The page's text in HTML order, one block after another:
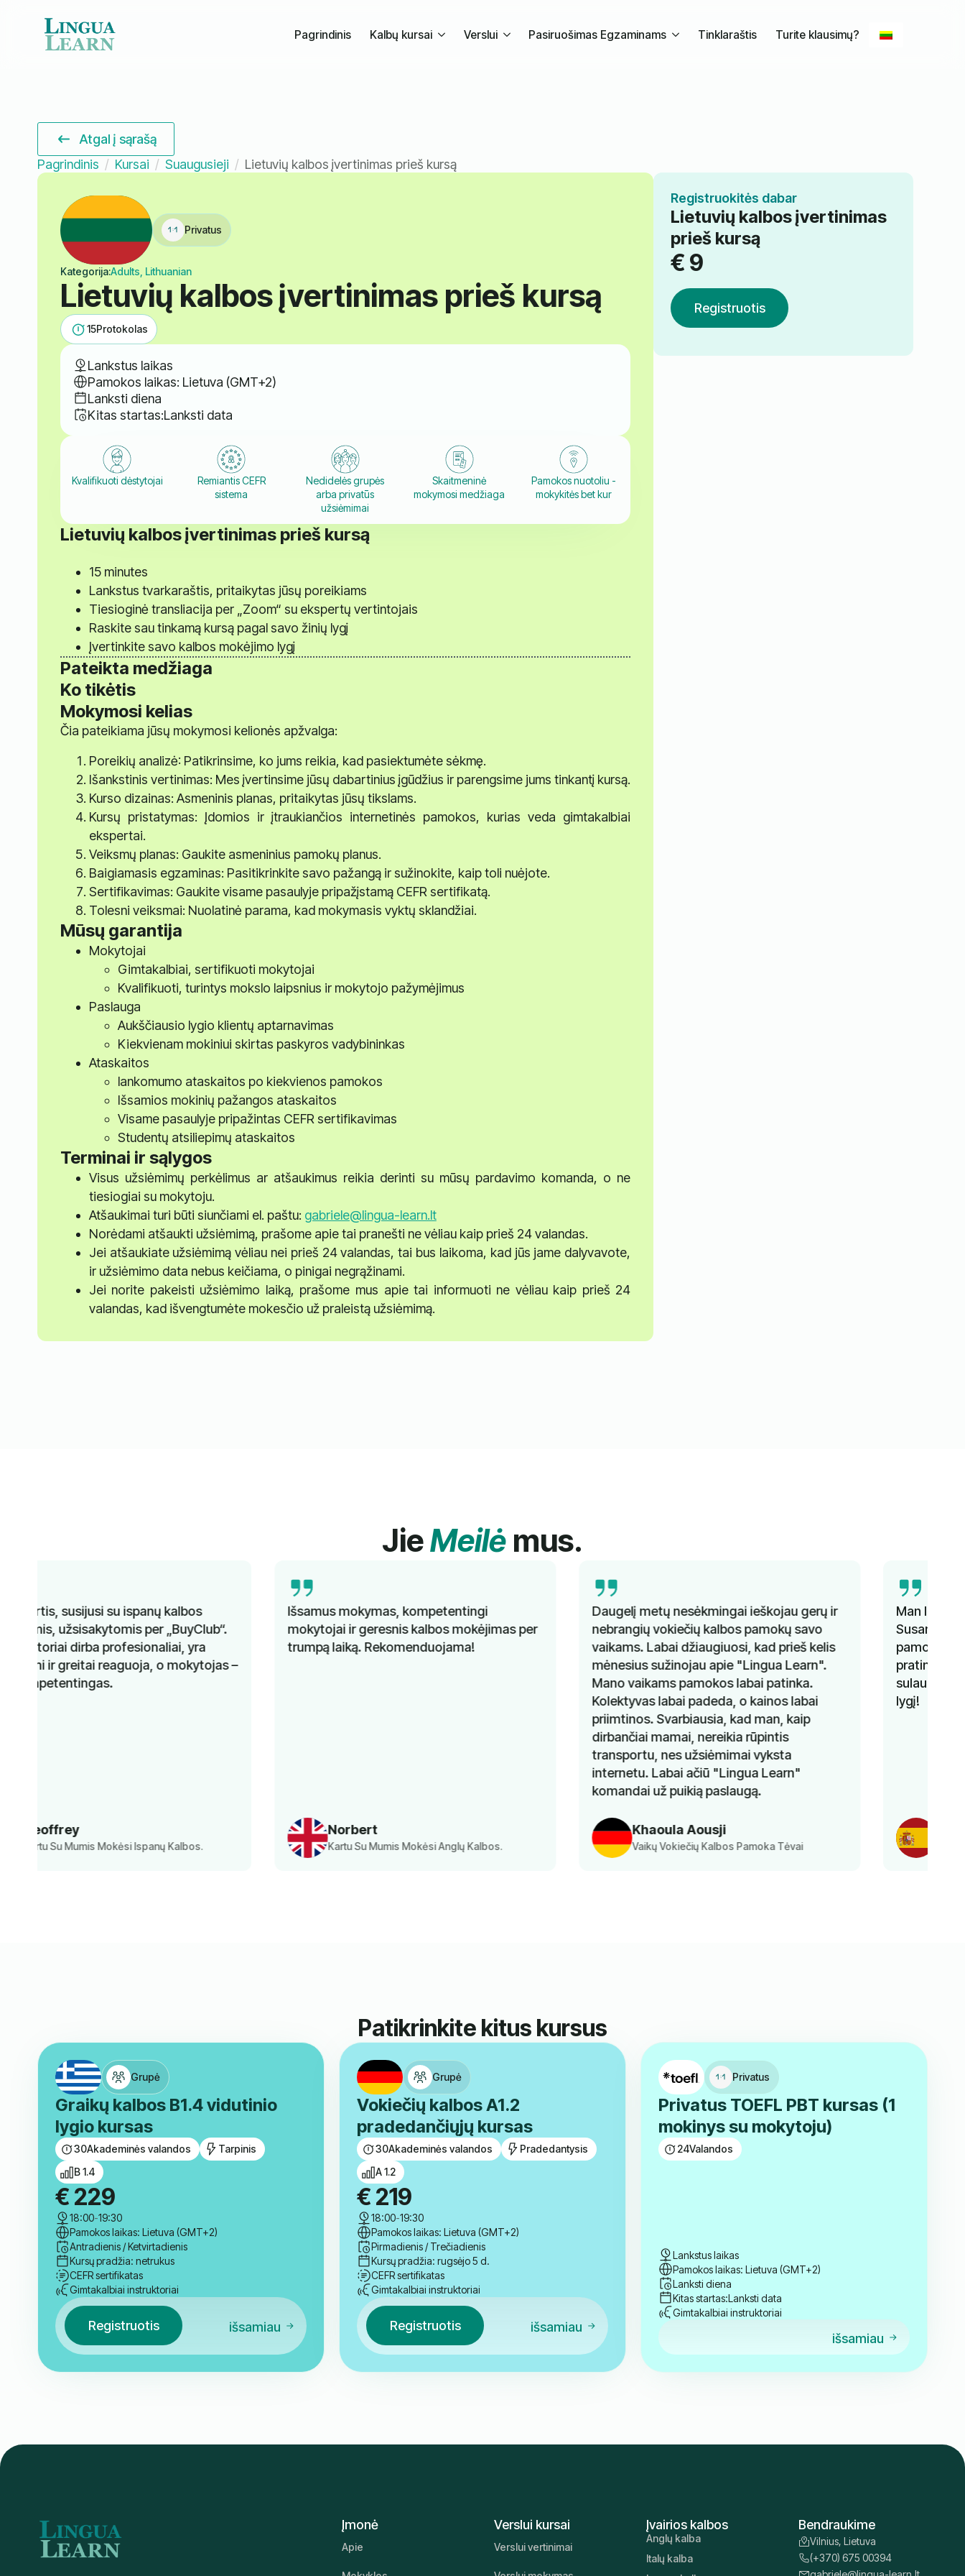
Pagrindinis Kalbų kursai Verslui Pasiruošimas Egzaminams Tinklaraštis Turite klausimų?
Atgal į sąrašą
Pagrindinis
Kursai Suaugusieji Lietuvių kalbos įvertinimas prieš kursą
Privatus
Kategorija:Adults, Lithuanian
Lietuvių kalbos įvertinimas prieš kursą
15Protokolas
Lankstus laikas
Pamokos laikas: Lietuva (GMT+2)
Lanksti diena
Kitas startas:Lanksti data
Kvalifikuoti dėstytojai
Remiantis CEFR
sistema
Nedidelės grupės
arba privatūs
užsiėmimai
Skaitmeninė
mokymosi medžiaga
Pamokos nuotoliu -
mokykitės bet kur
Lietuvių kalbos įvertinimas prieš kursą
15 minutes
Lankstus tvarkaraštis, pritaikytas jūsų poreikiams
Tiesioginė transliacija per „Zoom“ su ekspertų vertintojais
Raskite sau tinkamą kursą pagal savo žinių lygį
Įvertinkite savo kalbos mokėjimo lygį
Pateikta medžiaga
Ko tikėtis
Mokymosi kelias
Čia pateikiama jūsų mokymosi kelionės apžvalga:
Poreikių analizė: Patikrinsime, ko jums reikia, kad pasiektumėte sėkmę.
Išankstinis vertinimas: Mes įvertinsime jūsų dabartinius įgūdžius ir parengsime jums tinkantį kursą.
Kurso dizainas: Asmeninis planas, pritaikytas jūsų tikslams.
Kursų pristatymas: Įdomios ir įtraukiančios internetinės pamokos, kurias veda gimtakalbiai
ekspertai.
Veiksmų planas: Gaukite asmeninius pamokų planus.
Baigiamasis egzaminas: Pasitikrinkite savo pažangą ir sužinokite, kaip toli nuėjote.
Sertifikavimas: Gaukite visame pasaulyje pripažįstamą CEFR sertifikatą.
Tolesni veiksmai: Nuolatinė parama, kad mokymasis vyktų sklandžiai.
Mūsų garantija
Mokytojai
Gimtakalbiai, sertifikuoti mokytojai
Kvalifikuoti, turintys mokslo laipsnius ir mokytojo pažymėjimus
Paslauga
Aukščiausio lygio klientų aptarnavimas
Kiekvienam mokiniui skirtas paskyros vadybininkas
Ataskaitos
lankomumo ataskaitos po kiekvienos pamokos
Išsamios mokinių pažangos ataskaitos
Visame pasaulyje pripažintas CEFR sertifikavimas
Studentų atsiliepimų ataskaitos
Terminai ir sąlygos
Visus užsiėmimų perkėlimus ar atšaukimus reikia derinti su mūsų pardavimo komanda, o ne
tiesiogiai su mokytoju.
Atšaukimai turi būti siunčiami el. paštu: gabriele@lingua-learn.lt
Norėdami atšaukti užsiėmimą, prašome apie tai pranešti ne vėliau kaip prieš 24 valandas.
Jei atšaukiate užsiėmimą vėliau nei prieš 24 valandas, tai bus laikoma, kad jūs jame dalyvavote,
ir užsiėmimo data nebus keičiama, o pinigai negrąžinami.
Jei norite pakeisti užsiėmimo laiką, prašome mus apie tai informuoti ne vėliau kaip prieš 24
valandas, kad išvengtumėte mokesčio už praleistą užsiėmimą.
Registruokitės dabar
Lietuvių kalbos įvertinimas
prieš kursą
€ 9
Registruotis
JieMeilė mus.
Kartu Su Mumis Mokėsi Anglų Kalbos.
Išsamus mokymas, kompetentingi
mokytojai ir geresnis kalbos mokėjimas per
trumpą laiką. Rekomenduojama!
Vaikų Vokiečių Kalbos Pamoka Tėvai
Daugelį metų nesėkmingai ieškojau gerų ir
nebrangių vokiečių kalbos pamokų savo
vaikams. Labai džiaugiuosi, kad prieš kelis
Ayesha
Ispanų Kalbos Klasės Mokinys
Man labai patiko ispanų kalbos kursai su
Susana. Ji sugebėjo keisti temas kiekvieną
pamoką, kartu pateikdama gramatikos
pratimus. Išmokau labai daug. Negaliu
sulaukti, kada galėsiu tęsti ir pagerinti savo
lygį!
Patikrinkite kitus kursus
Grupė
Graikų kalbos B1.4 vidutinio
lygio kursas
30Akademinės valandos
Tarpinis
B 1.4
€ 229
18:00-19:30
Pamokos laikas: Lietuva (GMT+2)
Antradienis / Ketvirtadienis
Kursų pradžia: netrukus
CEFR sertifikatas
Gimtakalbiai instruktoriai
Registruotis išsamiau
Grupė
Vokiečių kalbos A1.2
pradedančiųjų kursas
30Akademinės valandos
Pradedantysis
A 1.2
€ 219
18:00-19:30
Pamokos laikas: Lietuva (GMT+2)
Pirmadienis / Trečiadienis
Kursų pradžia: rugsėjo 5 d.
CEFR sertifikatas
Gimtakalbiai instruktoriai
Registruotis išsamiau
Privatus
Privatus TOEFL PBT kursas (1
mokinys su mokytoju)
24Valandos
Lankstus laikas
Pamokos laikas: Lietuva (GMT+2)
Lanksti diena
Kitas startas:Lanksti data
Gimtakalbiai instruktoriai
išsamiau
Įmonė
Apie
Verslui kursai
Verslui vertinimai
Įvairios kalbos
Anglų kalba
Italų kalba
Bendraukime
Vilnius, Lietuva
(+370) 675 00394